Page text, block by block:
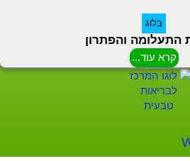
בלוג
התעלומה והפתרון
קרא עוד...